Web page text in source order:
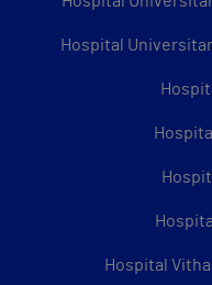
Hospital
Hospital